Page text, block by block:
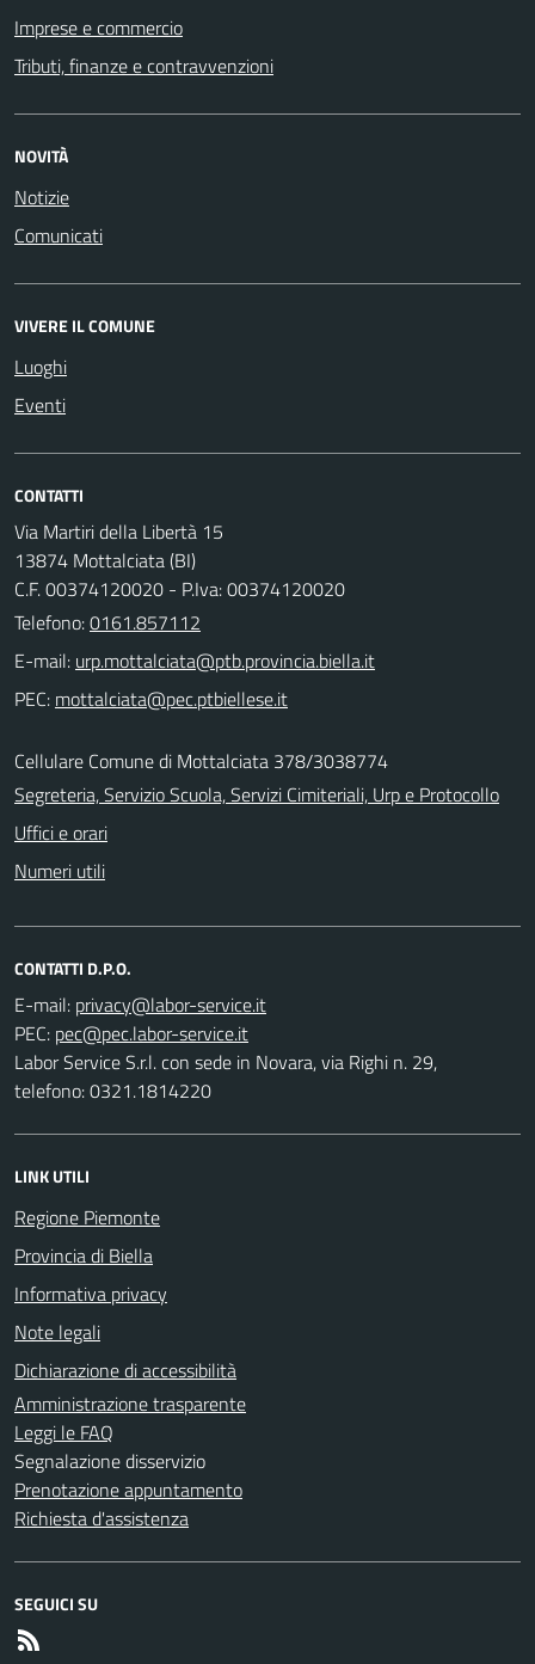
Imprese e commercio
Tributi, finanze e contravvenzioni
NOVITÀ
Notizie
Comunicati
VIVERE IL COMUNE
Luoghi
Eventi
CONTATTI
Via Martiri della Libertà 15
13874 Mottalciata (BI)
C.F. 00374120020 - P.Iva: 00374120020
Telefono:0161.857112
E-mail:
PEC:
Cellulare Comune di Mottalciata 378/3038774
Segreteria, Servizio Scuola, Servizi Cimiteriali, Urp e Protocollo
Uffici e orari
Numeri utili
CONTATTI D.P.O.
E-mail:
PEC:
Labor Service S.r.l. con sede in Novara, via Righi n. 29,
telefono: 0321.1814220
LINK UTILI
Regione Piemonte
Provincia di Biella
Informativa privacy
Note legali
Dichiarazione di accessibilità
Amministrazione trasparente
Leggi le FAQ
Segnalazione disservizio
Prenotazione appuntamento
Richiesta d'assistenza
SEGUICI SU